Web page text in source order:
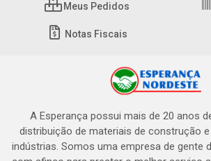
Meus Pedidos
Notas Fiscais
A Esperança possui mais de 20 anos
distribuição de materiais de construção
indústrias. Somos uma empresa de gente